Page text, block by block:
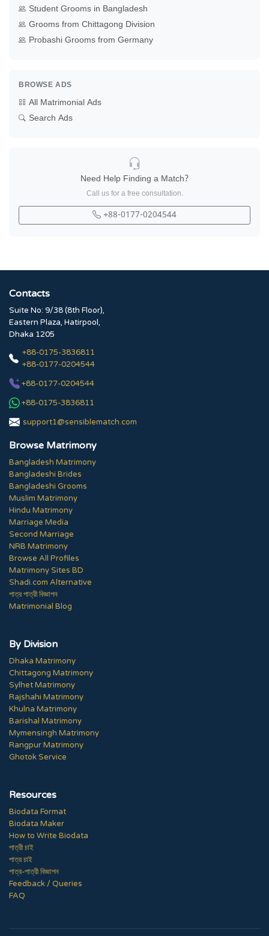
Student Grooms in Bangladesh
Grooms from Chittagong Division
Probashi Grooms from Germany
BROWSE ADS
All Matrimonial Ads
Search Ads
Need Help Finding a Match?
Call us for a free consultation.
+88-0177-0204544
Contacts
Suite No: 9/38 (8th Floor),
Eastern Plaza, Hatirpool,
Dhaka 1205
+88-0175-3836811
+88-0177-0204544
+88-0177-0204544
+88-0175-3836811
support1@sensiblematch.com
Browse Matrimony
Bangladesh Matrimony
Bangladeshi Brides
Bangladeshi Grooms
Muslim Matrimony
Hindu Matrimony
Marriage Media
Second Marriage
NRB Matrimony
Browse All Profiles
Matrimony Sites BD
Shadi.com Alternative
পাত্র পাত্রী বিজ্ঞাপন
Matrimonial Blog
By Division
Dhaka Matrimony
Chittagong Matrimony
Sylhet Matrimony
Rajshahi Matrimony
Khulna Matrimony
Barishal Matrimony
Mymensingh Matrimony
Rangpur Matrimony
Ghotok Service
Resources
Biodata Format
Biodata Maker
How to Write Biodata
পাত্রী চাই
পাত্র চাই
পাত্র-পাত্রী বিজ্ঞাপন
Feedback / Queries
FAQ